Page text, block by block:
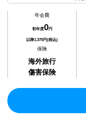
年会費
初年度0円
以降1,375円(税込)
保険
海外旅行
傷害保険